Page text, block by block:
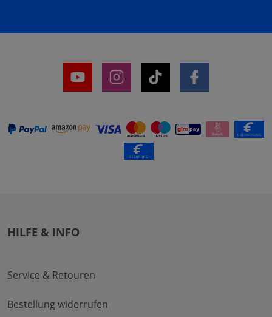
HILFE & INFO
Service & Retouren
Bestellung widerrufen